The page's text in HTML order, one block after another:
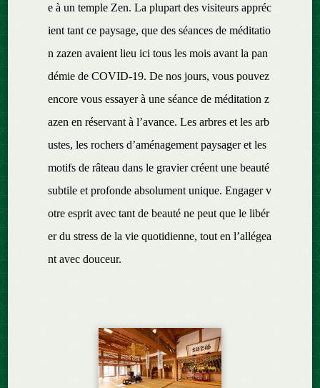
e à un temple Zen. La plupart des visiteurs appréc
ient tant ce paysage, que des séances de méditatio
n zazen avaient lieu ici tous les mois avant la pan
démie de COVID-19. De nos jours, vous pouvez
encore vous essayer à une séance de méditation z
azen en réservant à l’avance. Les arbres et les arb
ustes, les rochers d’aménagement paysager et les
motifs de râteau dans le gravier créent une beauté
subtile et profonde absolument unique. Engager v
otre esprit avec tant de beauté ne peut que le libér
er du stress de la vie quotidienne, tout en l’allégea
nt avec douceur.